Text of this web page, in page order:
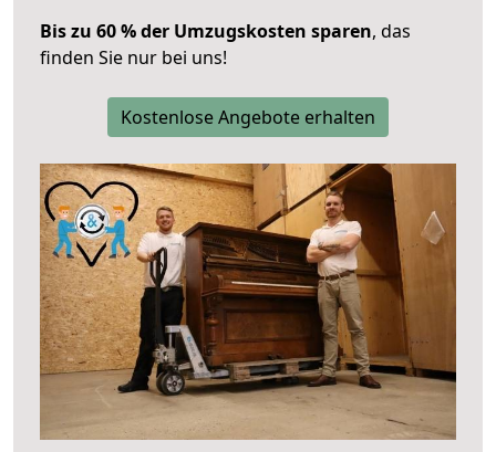
Bis zu 60 % der Umzugskosten sparen, das
finden Sie nur bei uns!
Kostenlose Angebote erhalten